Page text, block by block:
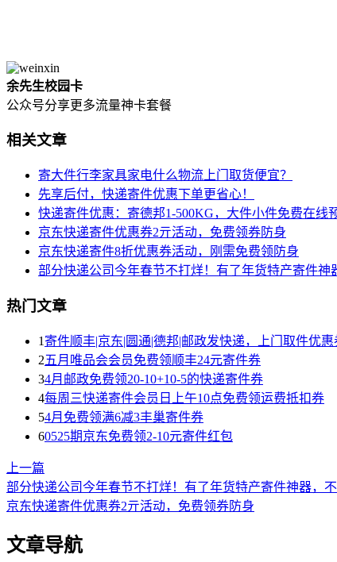
余先生校园卡
公众号分享更多流量神卡套餐
相关文章
寄大件行李家具家电什么物流上门取货便宜？
先享后付，快递寄件优惠下单更省心！
快递寄件优惠：寄德邦1-500KG，大件小件免费在线
京东快递寄件优惠券2亓活动，免费领券防身
京东快递寄件8折优惠券活动，刚需免费领防身
部分快递公司今年春节不打烊！有了年货特产寄件神
热门文章
1 寄件顺丰|京东|圆通|德邦|邮政发快递，上门取件优惠
2五月唯品会会员免费领顺丰24元寄件券
34月邮政免费领20-10+10-5的快递寄件券
4每周三快递寄件会员日上午10点免费领运费抵扣券
54月免费领满6减3丰巢寄件券
60525期京东免费领2-10元寄件红包
上一篇
部分快递公司今年春节不打烊！有了年货特产寄件神器，
京东快递寄件优惠券2亓活动，免费领券防身
文章导航